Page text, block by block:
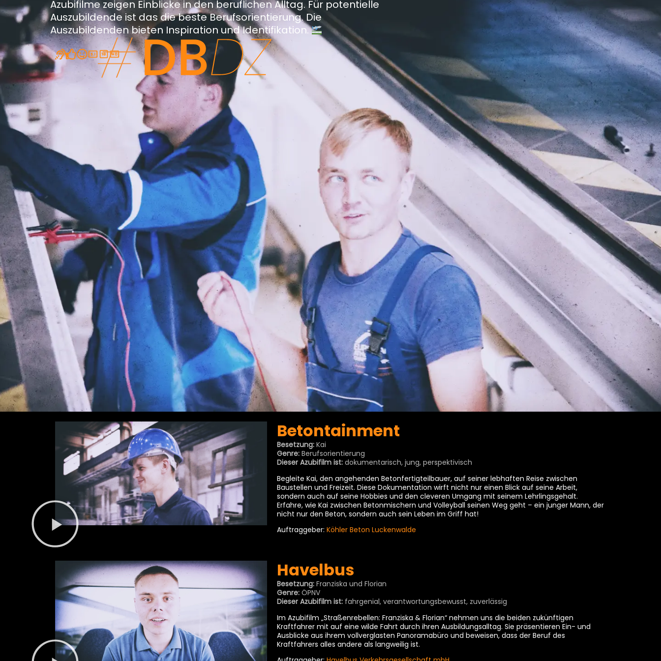
Azubifilme zeigen Einblicke in den beruflichen Alltag. Für potentielle
Auszubildende ist das die beste Berufsorientierung. Die
Auszubildenden bieten Inspiration und Identifikation.
Betontainment
Besetzung: Kai
Genre: Berufsorientierung
Dieser Azubifilm ist: dokumentarisch, jung, perspektivisch
Begleite Kai, den angehenden Betonfertigteilbauer, auf seiner lebhaften Reise zwischen
Baustellen und Freizeit. Diese Dokumentation wirft nicht nur einen Blick auf seine Arbeit,
sondern auch auf seine Hobbies und den cleveren Umgang mit seinem Lehrlingsgehalt.
Erfahre, wie Kai zwischen Betonmischern und Volleyball seinen Weg geht – ein junger Mann, der
nicht nur den Beton, sondern auch sein Leben im Griff hat!
Auftraggeber:Köhler Beton Luckenwalde
Havelbus
Besetzung: Franziska und Florian
Genre: ÖPNV
Dieser Azubifilm ist: fahrgenial, verantwortungsbewusst, zuverlässig
Im Azubifilm „Straßenrebellen: Franziska & Florian“ nehmen uns die beiden zukünftigen
Kraftfahrer mit auf eine wilde Fahrt durch ihren Ausbildungsalltag. Sie präsentieren Ein- und
Ausblicke aus ihrem vollverglasten Panoramabüro und beweisen, dass der Beruf des
Kraftfahrers alles andere als langweilig ist.